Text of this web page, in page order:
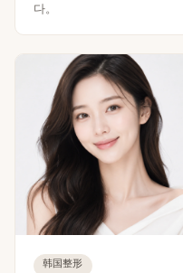
다。
韩国整形